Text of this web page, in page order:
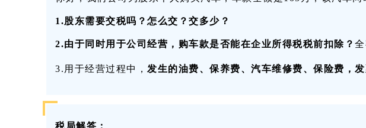
1.股东需要交税吗？怎么交？交多少？
2.由于同时用于公司经营，购车款是否能在企业所得税税前扣除？
3.用于经营过程中， 发生的油费、保养费、汽车维修费、保险费，
税局解答：